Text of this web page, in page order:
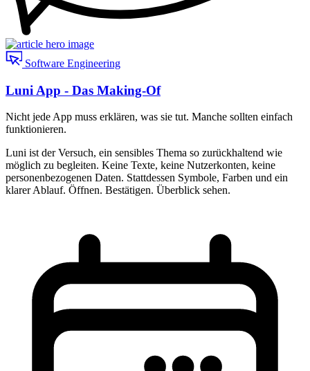
Software Engineering
Luni App - Das Making-Of
Nicht jede App muss erklären, was sie tut. Manche sollten einfach
funktionieren.
Luni ist der Versuch, ein sensibles Thema so zurückhaltend wie
möglich zu begleiten. Keine Texte, keine Nutzerkonten, keine
personenbezogenen Daten. Stattdessen Symbole, Farben und ein
klarer Ablauf. Öffnen. Bestätigen. Überblick sehen.